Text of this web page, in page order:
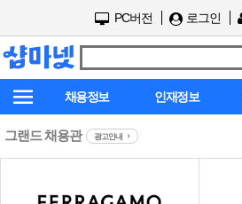
PC버전 로그인
채용정보 인재정보
그랜드 채용관 광고안내